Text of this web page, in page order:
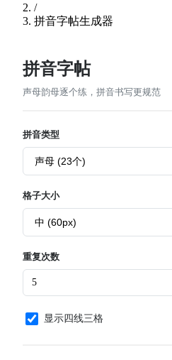
/
拼音字帖生成器
拼音字帖
声母韵母逐个练，拼音书写更规范
拼音类型
格子大小
重复次数
显示四线三格